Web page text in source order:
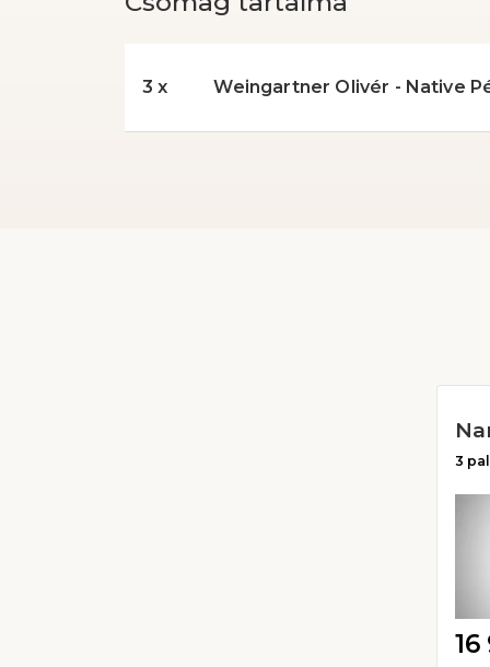
3 x Weingartner Olivér - Native
3
16